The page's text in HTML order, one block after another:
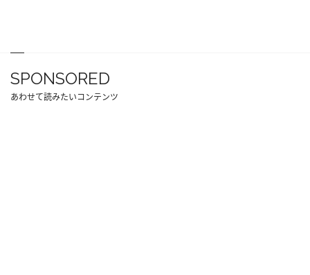
SPONSORED
あわせて読みたいコンテンツ